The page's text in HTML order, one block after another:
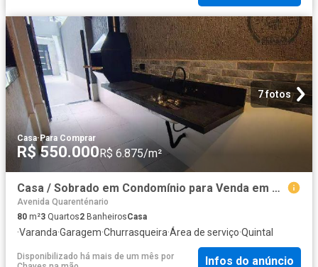
7 fotos
Casa·Para Comprar
R$ 550.000R$ 6.875/m²
Casa / Sobrado em Condomínio para Venda em Praia Grande/SP Vila Caiçara 3 Quartos
Avenida Quarenténario
80 m²3 Quartos2 BanheirosCasa
·Varanda·Garagem·Churrasqueira·Área de serviço·Quintal
Disponibilizado há mais de um mês por
Infos do anúncio